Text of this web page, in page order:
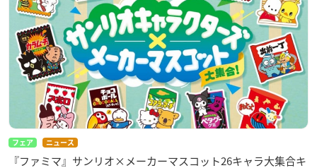
フェア ニュース
『ファミマ』サンリオ×メーカーマスコット26キャラ大集合キ